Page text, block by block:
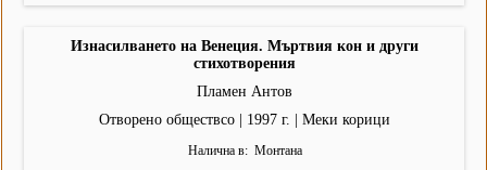
Изнасилването на Венеция. Мъртвия кон и други
стихотворения
Пламен Антов
Отворено обществсо | 1997 г. | Меки корици
Налична в
Монтана